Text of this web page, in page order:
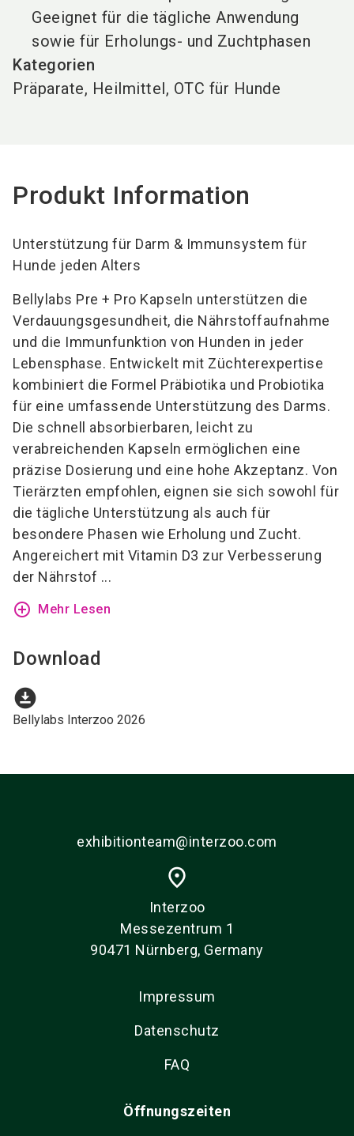
Geeignet für die tägliche Anwendung
sowie für Erholungs- und Zuchtphasen
Kategorien
Präparate, Heilmittel, OTC für Hunde
Produkt Information
Unterstützung für Darm & Immunsystem für
Hunde jeden Alters
Bellylabs Pre + Pro Kapseln unterstützen die
Verdauungsgesundheit, die Nährstoffaufnahme
und die Immunfunktion von Hunden in jeder
Lebensphase. Entwickelt mit Züchterexpertise
kombiniert die Formel Präbiotika und Probiotika
für eine umfassende Unterstützung des Darms.
Die schnell absorbierbaren, leicht zu
verabreichenden Kapseln ermöglichen eine
präzise Dosierung und eine hohe Akzeptanz. Von
Tierärzten empfohlen, eignen sie sich sowohl für
die tägliche Unterstützung als auch für
besondere Phasen wie Erholung und Zucht.
Angereichert mit Vitamin D3 zur Verbesserung
der Nährstof ...
add_circle_outline Mehr Lesen
Download
download_for_offline
Bellylabs Interzoo 2026
exhibitionteam@interzoo.com
place
Interzoo
Messezentrum 1
90471 Nürnberg, Germany
Impressum
Datenschutz
FAQ
Öffnungszeiten